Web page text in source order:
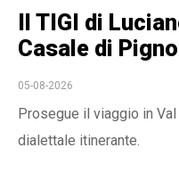
Il TIGI di
Casale di
05-08-2026
Prosegue il viaggio in
dialettale itinerante.